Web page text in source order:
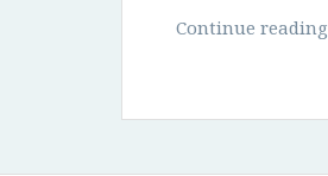
Continue reading